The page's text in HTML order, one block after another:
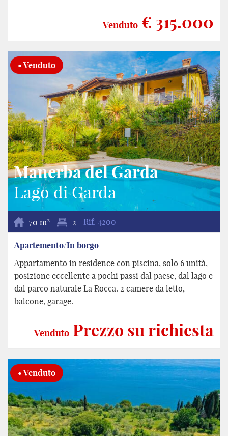
Venduto € 315.000
• Venduto
Manerba del Garda
Lago di Garda
70 m2 2 Rif. 4200
Apartemento/In borgo
Appartamento in residence con piscina, solo 6 unità,
posizione eccellente a pochi passi dal paese, dal lago e
dal parco naturale La Rocca. 2 camere da letto,
balcone, garage.
Venduto Prezzo su richiesta
• Venduto